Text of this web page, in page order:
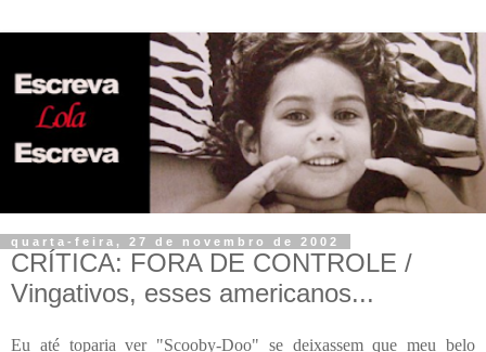
quarta-feira, 27 de novembro de 2002
CRÍTICA: FORA DE CONTROLE /
Vingativos, esses americanos...
Eu até toparia ver "Scooby-Doo" se deixassem que meu belo